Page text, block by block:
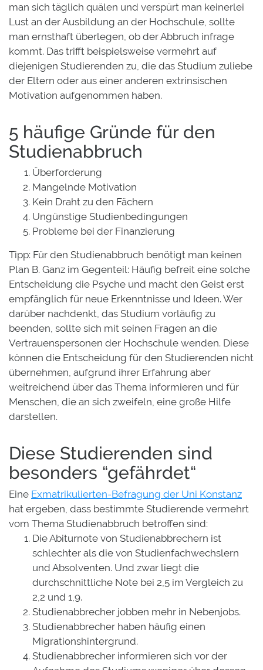
man sich täglich quälen und verspürt man keinerlei
Lust an der Ausbildung an der Hochschule, sollte
man ernsthaft überlegen, ob der Abbruch infrage
kommt. Das trifft beispielsweise vermehrt auf
diejenigen Studierenden zu, die das Studium zuliebe
der Eltern oder aus einer anderen extrinsischen
Motivation aufgenommen haben.
5 häufige Gründe für den
Studienabbruch
Überforderung
Mangelnde Motivation
Kein Draht zu den Fächern
Ungünstige Studienbedingungen
Probleme bei der Finanzierung
Tipp: Für den Studienabbruch benötigt man keinen
Plan B. Ganz im Gegenteil: Häufig befreit eine solche
Entscheidung die Psyche und macht den Geist erst
empfänglich für neue Erkenntnisse und Ideen. Wer
darüber nachdenkt, das Studium vorläufig zu
beenden, sollte sich mit seinen Fragen an die
Vertrauenspersonen der Hochschule wenden. Diese
können die Entscheidung für den Studierenden nicht
übernehmen, aufgrund ihrer Erfahrung aber
weitreichend über das Thema informieren und für
Menschen, die an sich zweifeln, eine große Hilfe
darstellen.
Diese Studierenden sind
besonders “gefährdet“
Eine Exmatrikulierten-Befragung der Uni Konstanz
hat ergeben, dass bestimmte Studierende vermehrt
vom Thema Studienabbruch betroffen sind:
Die Abiturnote von Studienabbrechern ist
schlechter als die von Studienfachwechslern
und Absolventen. Und zwar liegt die
durchschnittliche Note bei 2,5 im Vergleich zu
2,2 und 1,9.
Studienabbrecher jobben mehr in Nebenjobs.
Studienabbrecher haben häufig einen
Migrationshintergrund.
Studienabbrecher informieren sich vor der